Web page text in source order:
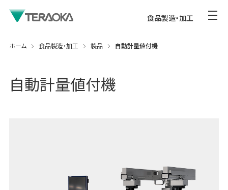
食品製造・加工
ホーム 食品製造・加工 製品 自動計量値付機
自動計量値付機